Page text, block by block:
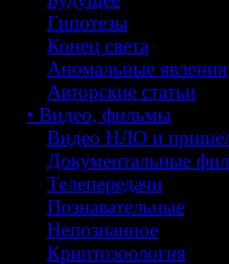
Гипотезы
Конец света
Аномальные явления
Авторские статьи
• Видео, фильмы
Видео НЛО и
Документальные
Телепередачи
Познавательные
Непознанное
Криптозоология